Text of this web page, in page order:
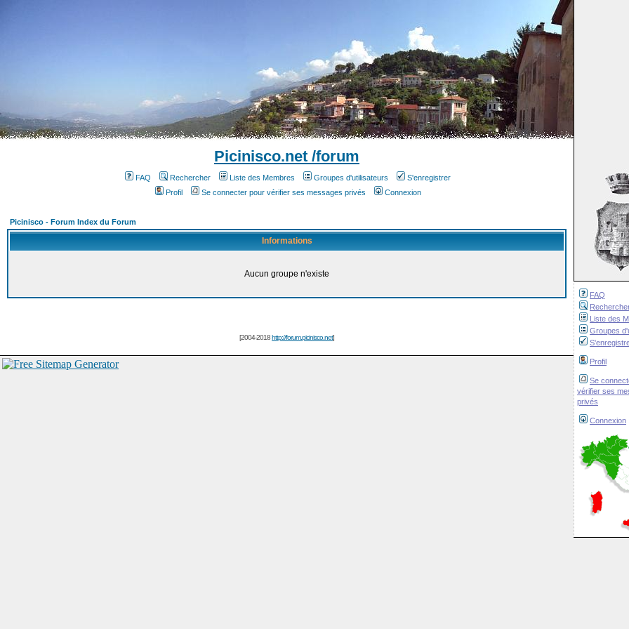
FAQ
Liste des
Groupes
Profil
Se
vérifier ses
privés
Connexion
Picinisco.net /forum
FAQ Rechercher Liste des Membres Groupes d'utilisateurs
S'enregistrer
Profil
Se connecter pour vérifier ses messages privés Connexion
Picinisco - Forum Index du Forum
Informations
Aucun groupe n'existe
[2004-2018http://forum.picinisco.net]